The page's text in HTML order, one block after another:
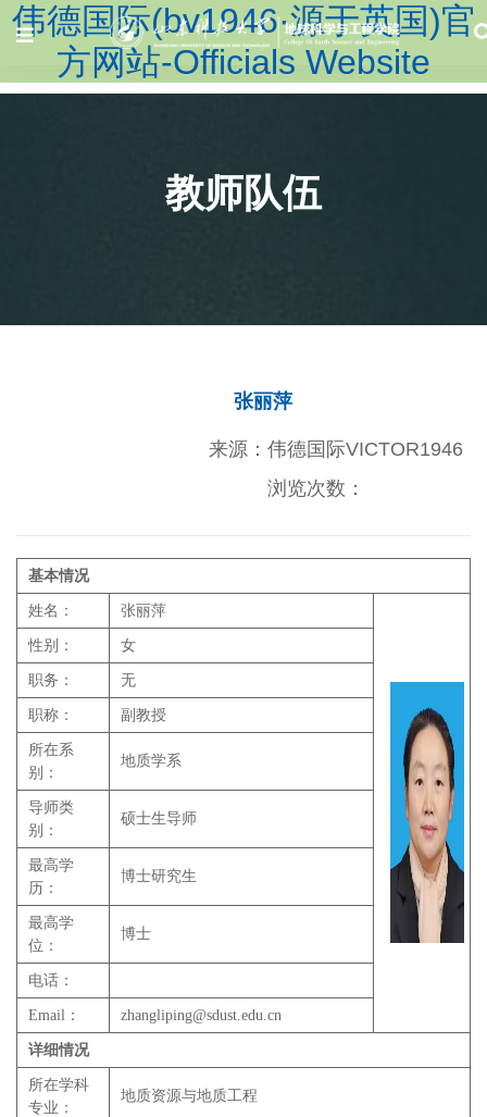
伟德国际(bv1946·源于英国)官
方网站-Officials Website
教师队伍
张丽萍
来源：伟德国际VICTOR1946
浏览次数：
基本情况
姓名： 张丽萍
性别： 女
职务： 无
职称： 副教授
所在系
别：
地质学系
导师类
别：
硕士生导师
最高学
历：
博士研究生
最高学
位：
博士
电话：
Email： zhangliping@sdust.edu.cn
详细情况
所在学科
专业：
地质资源与地质工程